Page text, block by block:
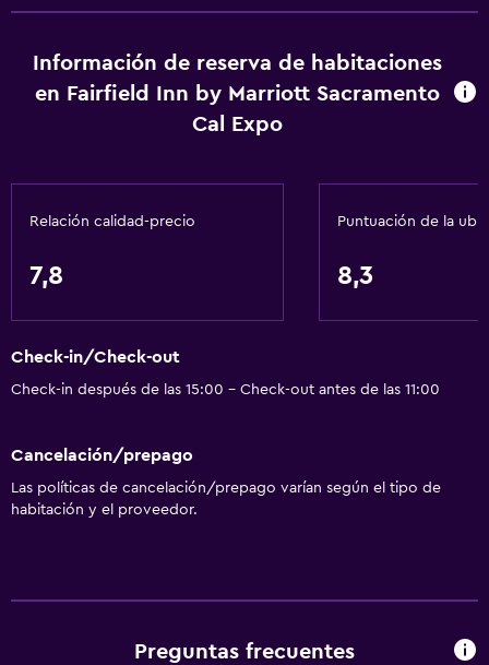
Servicios y facilidades
Servicio de despertador
Check-out exprés
Recepción 24 horas
Servicios básicos
Wifi gratis
Alarma de humo
Información de reserva de habitaciones
en Fairfield Inn by Marriott Sacramento
Cal Expo
Relación calidad-precio
7,8
Puntuación de la
8,3
Check-in/Check-out
Check-in después de las 15:00 - Check-out antes de las 11:00
Cancelación/prepago
Las políticas de cancelación/prepago varían según el tipo de
habitación y el proveedor.
Preguntas frecuentes